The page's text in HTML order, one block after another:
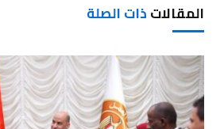
المقالاتذات الصلة